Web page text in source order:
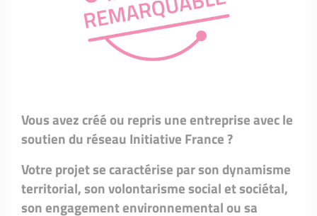
Vous avez créé ou repris une entreprise avec le
soutien du réseau Initiative France ?
Votre projet se caractérise par son dynamisme
territorial, son volontarisme social et sociétal,
son engagement environnemental ou sa